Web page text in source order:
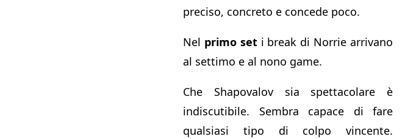
preciso, concreto e concede poco.
Nel primo seti break di Norrie arrivano
al settimo e al nono game.
Che Shapovalov sia spettacolare è
indiscutibile. Sembra capace di fare
qualsiasi tipo di colpo vincente.